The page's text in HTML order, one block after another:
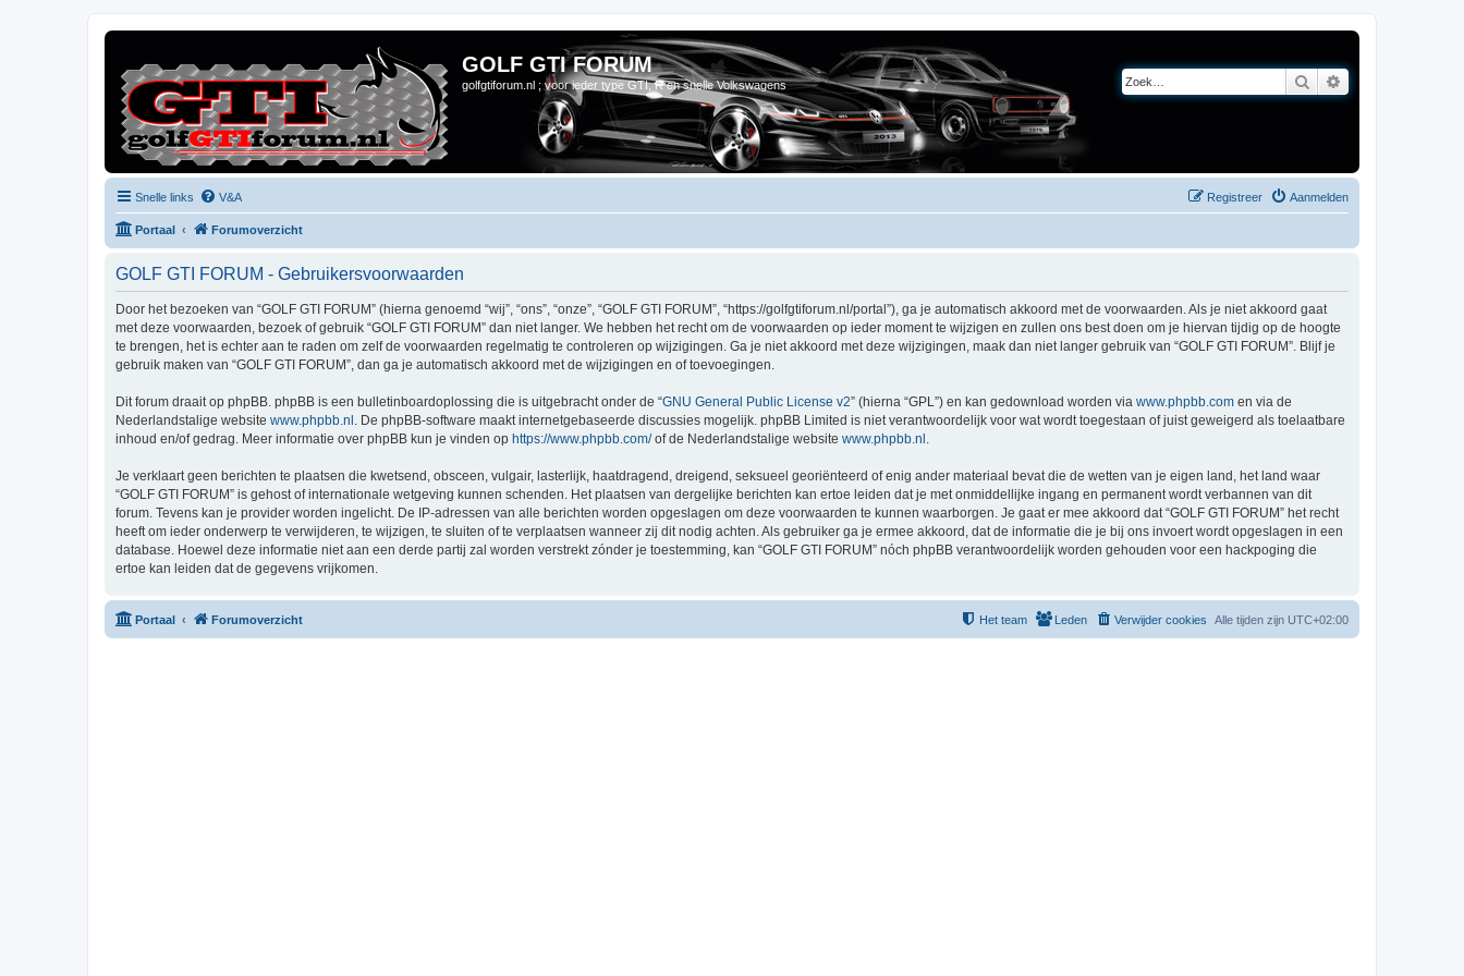
GOLF GTI FORUM
golfgtiforum.nl ; voor ieder type GTI, R en snelle Volkswagens Zoek
Snelle links V&A Aanmelden
Registreer
Portaal Forumoverzicht
GOLF GTI FORUM - Gebruikersvoorwaarden
Door het bezoeken van “GOLF GTI FORUM” (hierna genoemd “wij”, “ons”, “onze”, “GOLF GTI FORUM”, “https://golfgtiforum.nl/portal”), ga je automatisch akkoord met de voorwaarden. Als je niet akkoord gaat
met deze voorwaarden, bezoek of gebruik “GOLF GTI FORUM” dan niet langer. We hebben het recht om de voorwaarden op ieder moment te wijzigen en zullen ons best doen om je hiervan tijdig op de hoogte
te brengen, het is echter aan te raden om zelf de voorwaarden regelmatig te controleren op wijzigingen. Ga je niet akkoord met deze wijzigingen, maak dan niet langer gebruik van “GOLF GTI FORUM”. Blijf je
gebruik maken van “GOLF GTI FORUM”, dan ga je automatisch akkoord met de wijzigingen en of toevoegingen.
Dit forum draait op phpBB. phpBB is een bulletinboardoplossing die is uitgebracht onder de “GNU General Public License v2” (hierna “GPL”) en kan gedownload worden via www.phpbb.com en via de
Nederlandstalige website www.phpbb.nl . De phpBB-software maakt internetgebaseerde discussies mogelijk. phpBB Limited is niet verantwoordelijk voor wat wordt toegestaan of juist geweigerd als toelaatbare
inhoud en/of gedrag. Meer informatie over phpBB kun je vinden op https://www.phpbb.com/of de Nederlandstalige website www.phpbb.nl .
Je verklaart geen berichten te plaatsen die kwetsend, obsceen, vulgair, lasterlijk, haatdragend, dreigend, seksueel georiënteerd of enig ander materiaal bevat die de wetten van je eigen land, het land waar
“GOLF GTI FORUM” is gehost of internationale wetgeving kunnen schenden. Het plaatsen van dergelijke berichten kan ertoe leiden dat je met onmiddellijke ingang en permanent wordt verbannen van dit
forum. Tevens kan je provider worden ingelicht. De IP-adressen van alle berichten worden opgeslagen om deze voorwaarden te kunnen waarborgen. Je gaat er mee akkoord dat “GOLF GTI FORUM” het recht
heeft om ieder onderwerp te verwijderen, te wijzigen, te sluiten of te verplaatsen wanneer zij dit nodig achten. Als gebruiker ga je ermee akkoord, dat de informatie die je bij ons invoert wordt opgeslagen in een
database. Hoewel deze informatie niet aan een derde partij zal worden verstrekt zónder je toestemming, kan “GOLF GTI FORUM” nóch phpBB verantwoordelijk worden gehouden voor een hackpoging die
ertoe kan leiden dat de gegevens vrijkomen.
Portaal Forumoverzicht Alle tijden zijn UTC+02:00
Verwijder cookies
Leden
Het team